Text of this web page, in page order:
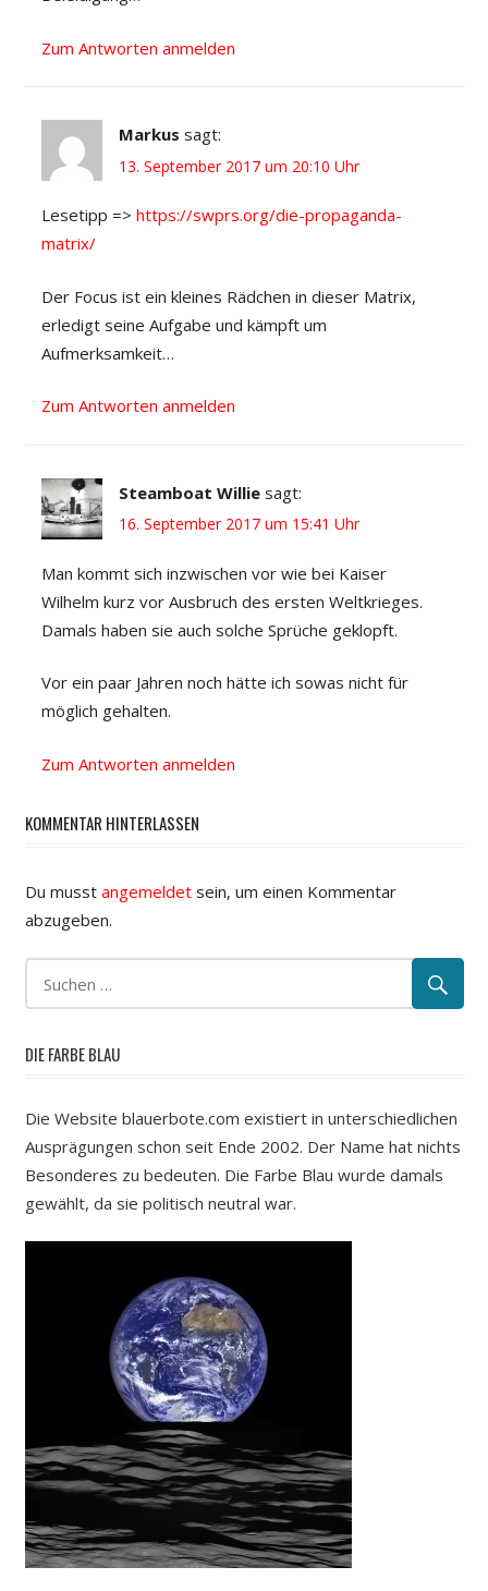
Zum Antworten anmelden
Markus sagt:
13. September 2017 um 20:10 Uhr
Lesetipp => https://swprs.org/die-propaganda-
matrix/
Der Focus ist ein kleines Rädchen in dieser Matrix,
erledigt seine Aufgabe und kämpft um
Aufmerksamkeit…
Zum Antworten anmelden
Steamboat Willie sagt:
16. September 2017 um 15:41 Uhr
Man kommt sich inzwischen vor wie bei Kaiser
Wilhelm kurz vor Ausbruch des ersten Weltkrieges.
Damals haben sie auch solche Sprüche geklopft.
Vor ein paar Jahren noch hätte ich sowas nicht für
möglich gehalten.
Zum Antworten anmelden
KOMMENTAR HINTERLASSEN
Du musst angemeldetsein, um einen Kommentar
abzugeben.
DIE FARBE BLAU
Die Website blauerbote.com existiert in unterschiedlichen
Ausprägungen schon seit Ende 2002. Der Name hat nichts
Besonderes zu bedeuten. Die Farbe Blau wurde damals
gewählt, da sie politisch neutral war.